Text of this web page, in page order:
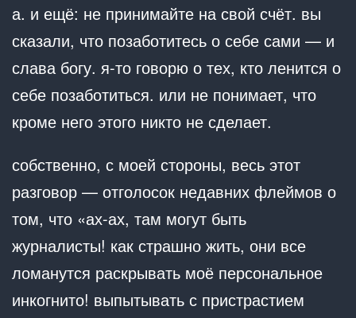
а. и ещё: не принимайте на свой счёт. вы
сказали, что позаботитесь о себе сами — и
слава богу. я-то говорю о тех, кто ленится о
себе позаботиться. или не понимает, что
кроме него этого никто не сделает.
собственно, с моей стороны, весь этот
разговор — отголосок недавних флеймов о
том, что «ах-ах, там могут быть
журналисты! как страшно жить, они все
ломанутся раскрывать моё персональное
инкогнито! выпытывать с пристрастием